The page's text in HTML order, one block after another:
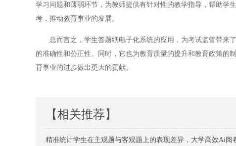
学习问题和薄弱环节，为教师提供有针对性的教学指导，帮助学
考，推动教育事业的发展。
总而言之，学生答题纸电子化系统的应用，为考试监管带来
的准确性和公正性。同时，它也为教育质量的提升和教育政策的
育事业的进步做出更大的贡献。
【相关推荐】
精准统计学生在主观题与客观题上的表现差异，大学高效Ai阅